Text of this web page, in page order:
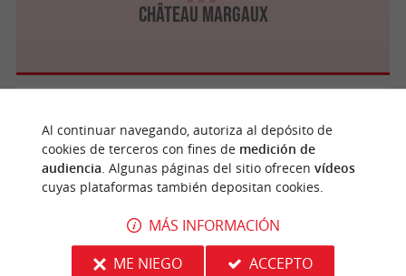
Château Margaux
Château Palmer
Al continuar navegando, autoriza al depósito de
cookies de terceros con fines de medición de
audiencia. Algunas páginas del sitio ofrecen vídeos
cuyas plataformas también depositan cookies.
MÁS INFORMACIÓN
ME NIEGO
ACCEPTO